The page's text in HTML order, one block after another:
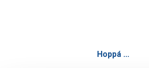
Hoppá ...